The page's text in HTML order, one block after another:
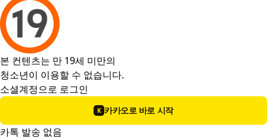
본 컨텐츠는 만 19세 미만의
청소년이 이용할 수 없습니다.
소셜계정으로 로그인
K 카카오로 바로 시작
카톡 발송 없음